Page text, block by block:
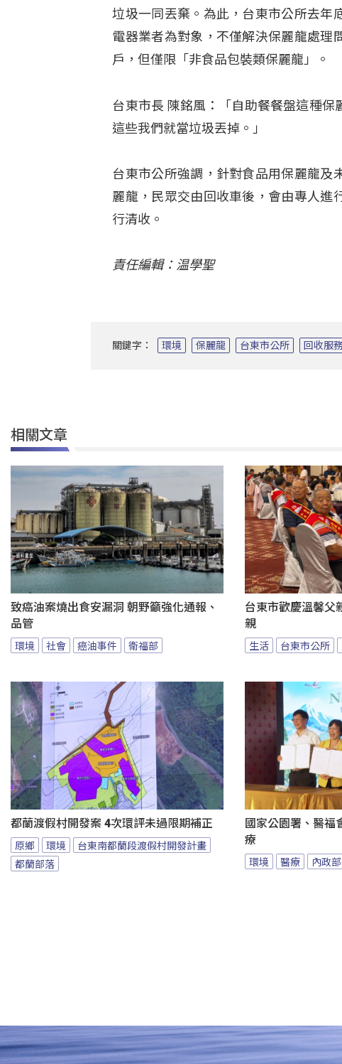
垃圾一同丟棄。為此，台東市公所去年
電器業者為對象，不僅解決保麗龍處理
戶，但僅限「非食品包裝類保麗龍」。
台東市長 陳銘風：「自助餐餐盤這種保
這些我們就當垃圾丟掉。」
台東市公所強調，針對食品用保麗龍及
麗龍，民眾交由回收車後，會由專人進
行清收。
責任編輯：温學聖
關鍵字： 環境 保麗龍 台東市公所 回收服務
相關文章
致癌油案燒出食安漏洞 朝野籲強化通報、
品管
環境 社會 癌油事件 衛福部
台東市歡慶溫馨父
親
生活 台東市公所
都蘭渡假村開發案 4次環評未過限期補正
原鄉 環境
台東南都蘭段渡假村開發計畫
都蘭部落
國家公園署、醫福
療
環境 醫療 內政